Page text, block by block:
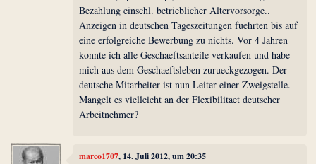
Bezahlung einschl. betrieblicher Altervorsorge..
Anzeigen in deutschen Tageszeitungen fuehrten bis auf
eine erfolgreiche Bewerbung zu nichts. Vor 4 Jahren
konnte ich alle Geschaeftsanteile verkaufen und habe
mich aus dem Geschaeftsleben zurueckgezogen. Der
deutsche Mitarbeiter ist nun Leiter einer Zweigstelle.
Mangelt es vielleicht an der Flexibilitaet deutscher
Arbeitnehmer?
marco1707, 14. Juli 2012, um 20:35